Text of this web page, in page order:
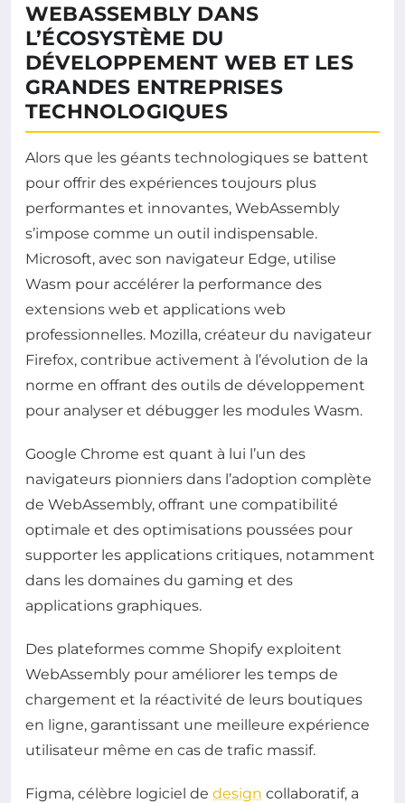
WEBASSEMBLY DANS
L’ÉCOSYSTÈME DU
DÉVELOPPEMENT WEB ET LES
GRANDES ENTREPRISES
TECHNOLOGIQUES
Alors que les géants technologiques se battent
pour offrir des expériences toujours plus
performantes et innovantes, WebAssembly
s’impose comme un outil indispensable.
Microsoft, avec son navigateur Edge, utilise
Wasm pour accélérer la performance des
extensions web et applications web
professionnelles. Mozilla, créateur du navigateur
Firefox, contribue activement à l’évolution de la
norme en offrant des outils de développement
pour analyser et débugger les modules Wasm.
Google Chrome est quant à lui l’un des
navigateurs pionniers dans l’adoption complète
de WebAssembly, offrant une compatibilité
optimale et des optimisations poussées pour
supporter les applications critiques, notamment
dans les domaines du gaming et des
applications graphiques.
Des plateformes comme Shopify exploitent
WebAssembly pour améliorer les temps de
chargement et la réactivité de leurs boutiques
en ligne, garantissant une meilleure expérience
utilisateur même en cas de trafic massif.
Figma, célèbre logiciel de design collaboratif, a